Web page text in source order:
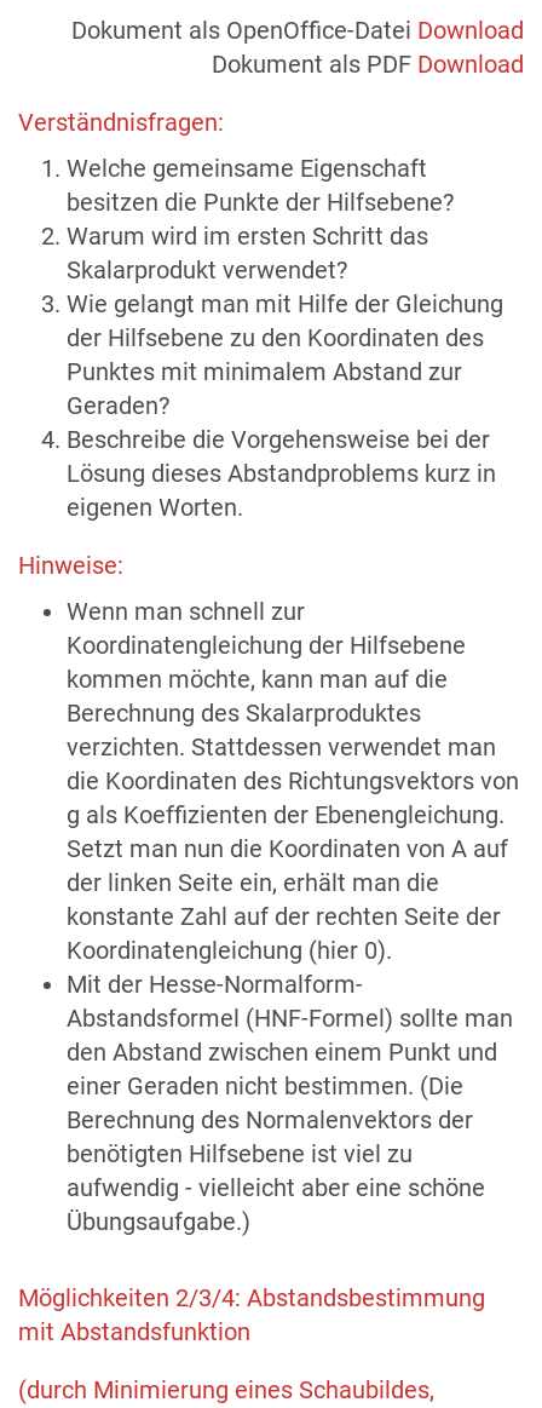
Dokument als OpenOffice-Datei Download
Dokument als PDF Download
Verständnisfragen:
Welche gemeinsame Eigenschaft
besitzen die Punkte der Hilfsebene?
Warum wird im ersten Schritt das
Skalarprodukt verwendet?
Wie gelangt man mit Hilfe der Gleichung
der Hilfsebene zu den Koordinaten des
Punktes mit minimalem Abstand zur
Geraden?
Beschreibe die Vorgehensweise bei der
Lösung dieses Abstandproblems kurz in
eigenen Worten.
Hinweise:
Wenn man schnell zur
Koordinatengleichung der Hilfsebene
kommen möchte, kann man auf die
Berechnung des Skalarproduktes
verzichten. Stattdessen verwendet man
die Koordinaten des Richtungsvektors von
g als Koeffizienten der Ebenengleichung.
Setzt man nun die Koordinaten von A auf
der linken Seite ein, erhält man die
konstante Zahl auf der rechten Seite der
Koordinatengleichung (hier 0).
Mit der Hesse-Normalform-
Abstandsformel (HNF-Formel) sollte man
den Abstand zwischen einem Punkt und
einer Geraden nicht bestimmen. (Die
Berechnung des Normalenvektors der
benötigten Hilfsebene ist viel zu
aufwendig - vielleicht aber eine schöne
Übungsaufgabe.)
Möglichkeiten 2/3/4: Abstandsbestimmung
mit Abstandsfunktion
(durch Minimierung eines Schaubildes,